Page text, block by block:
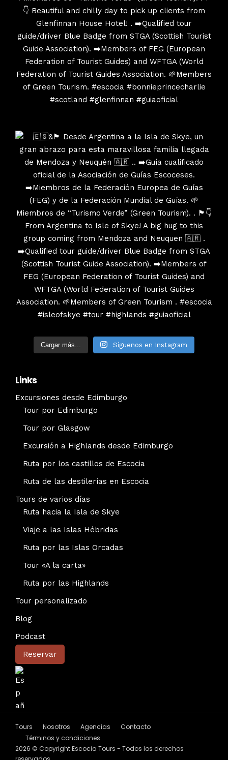
Cargar más... Síguenos en Instagram
Links
Excursiones desde Edimburgo
Tour por Edimburgo
Tour por Glasgow
Excursión a Highlands desde Edimburgo
Ruta por los castillos de Escocia
Ruta de las destilerías en Escocia
Tours de varios días
Ruta hacia la Isla de Skye
Viaje a las Islas Hébridas
Ruta por las Islas Orcadas
Tour «A la carta»
Ruta por las Highlands
Tour personalizado
Blog
Podcast
Reservar
Tours Nosotros Agencias
Contacto
Términos y condiciones
2026 © Copyright Escocia Tours - Todos los derechos